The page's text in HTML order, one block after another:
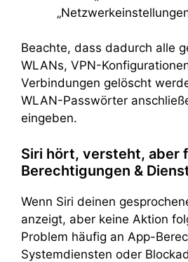
Beachte, dass dadurch alle
WLANs, VPN-
Verbindungen gelöscht
WLAN-Passwörter
eingeben.
Siri hört, versteht, aber
Berechtigungen &
Wenn Siri deinen
anzeigt, aber keine Aktion
Problem häufig an App-
Systemdiensten oder